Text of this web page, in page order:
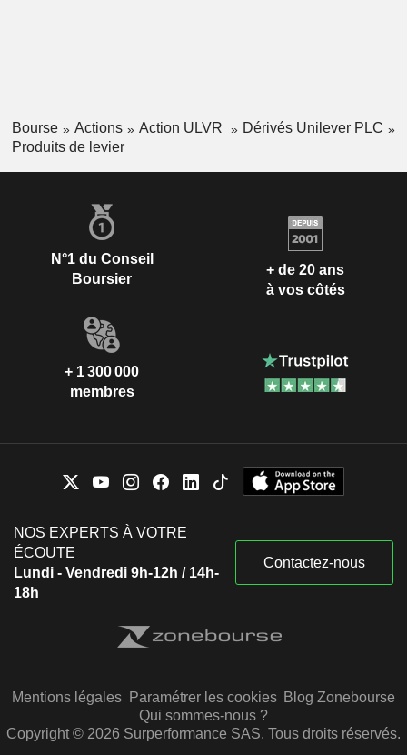
Bourse Actions Action ULVR
Dérivés Unilever PLC
Produits de levier
N°1 du Conseil
Boursier
+ de 20 ans
à vos côtés
+ 1 300 000
membres
NOS EXPERTS À VOTRE
ÉCOUTE
Lundi - Vendredi 9h-12h / 14h-
18h
Contactez-nous
Mentions légales Paramétrer les cookies Blog Zonebourse
Qui sommes-nous ?
Copyright © 2026 Surperformance SAS. Tous droits réservés.